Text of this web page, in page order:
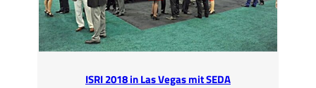
ISRI 2018 in Las Vegas mit SEDA